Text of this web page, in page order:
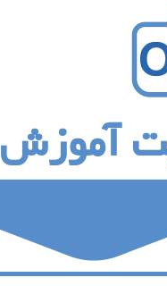
آموزش